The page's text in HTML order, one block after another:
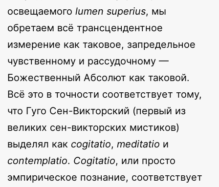
освещаемого lumen superius, мы
обретаем всё трансцендентное
измерение как таковое, запредельное
чувственному и рассудочному —
Божественный Абсолют как таковой.
Всё это в точности соответствует тому,
что Гуго Сен-Викторский (первый из
великих сен-викторских мистиков)
выделял как cogitatio, meditatio и
contemplatio. Cogitatio, или просто
эмпирическое познание, соответствует